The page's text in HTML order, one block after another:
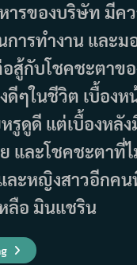
ารของบริษัท มีค
การทำงาน และม
สู้กับโชคชะตาขอ
ดีๆในชีวิต เบื้องห
รูดูดี แต่เบื้องหลั
และโชคชะตาที่
ละหญิงสาวอีกคน
ลือ มินแชริน
เรื่อง
ย่อ